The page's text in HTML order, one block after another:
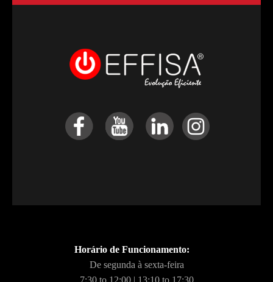
Horário de Funcionamento:
De segunda à sexta-feira